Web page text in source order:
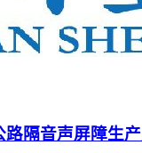
路隔音声屏障生